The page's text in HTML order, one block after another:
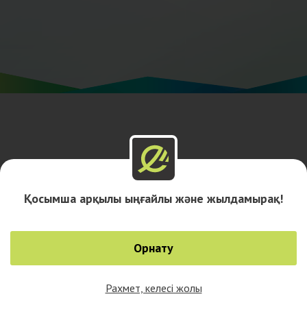
0
Қосымша арқылы ыңғайлы және жылдамырақ!
Орнату
Рахмет, келесі жолы